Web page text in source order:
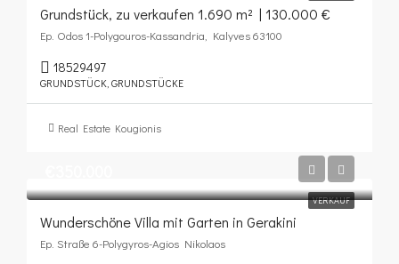
Grundstück, zu verkaufen 1.690 m² | 130.000 €
Ep. Odos 1-Polygouros-Kassandria, Kalyves 63100
18529497
GRUNDSTÜCK, GRUNDSTÜCKE
Real Estate Kougionis
VERKAUF
Wunderschöne Villa mit Garten in Gerakini
Ep. Straße 6-Polygyros-Agios Nikolaos